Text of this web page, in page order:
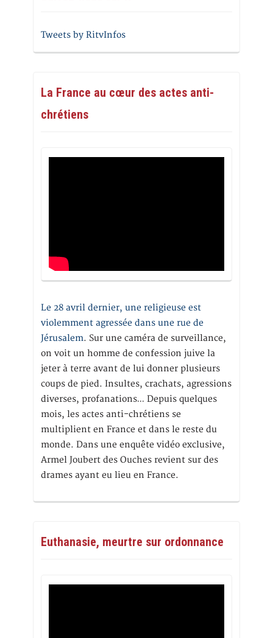
Tweets by RitvInfos
La France au cœur des actes anti-
chrétiens
Le 28 avril dernier, une religieuse est
violemment agressée dans une rue de
Jérusalem. Sur une caméra de surveillance,
on voit un homme de confession juive la
jeter à terre avant de lui donner plusieurs
coups de pied. Insultes, crachats, agressions
diverses, profanations… Depuis quelques
mois, les actes anti-chrétiens se
multiplient en France et dans le reste du
monde. Dans une enquête vidéo exclusive,
Armel Joubert des Ouches revient sur des
drames ayant eu lieu en France.
Euthanasie, meurtre sur ordonnance